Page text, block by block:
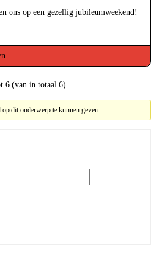
ons op een gezellig jubileumweekend!
6 (van in totaal 6)
dit onderwerp te kunnen geven.